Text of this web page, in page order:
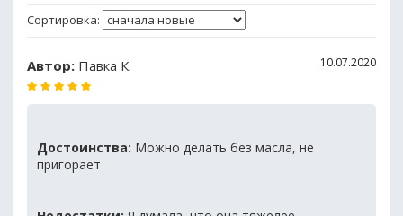
Сортировка:
Автор: Павка К. 10.07.2020
Достоинства: Можно делать без масла, не
пригорает